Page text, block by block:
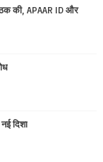
की, APAAR ID और
दिशा